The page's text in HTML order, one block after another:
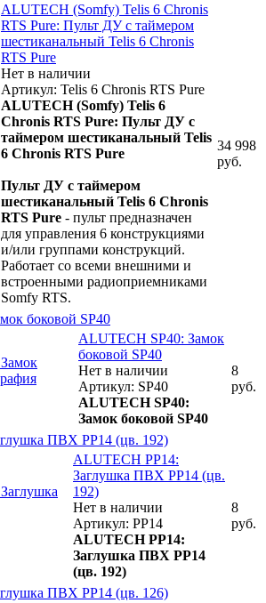
ALUTECH (Somfy) Telis 6 Chronis
RTS Pure: Пульт ДУ с таймером
шестиканальный Telis 6 Chronis
RTS Pure
Нет в наличии
Артикул: Telis 6 Chronis RTS Pure
ALUTECH (Somfy) Telis 6
Chronis RTS Pure: Пульт ДУ с
таймером шестиканальный Telis
6 Chronis RTS Pure
Пульт ДУ с таймером
шестиканальный Telis 6 Chronis
RTS Pure - пульт предназначен
для управления 6 конструкциями
и/или группами конструкций.
Работает со всеми внешними и
встроенными радиоприемниками
Somfy RTS.
34 998
руб.
боковой SP40
ALUTECH SP40: Замок
боковой SP40
Нет в наличии
Артикул: SP40
ALUTECH SP40:
Замок боковой SP40
8
руб.
ПВХ PP14 (цв. 192)
ALUTECH PP14:
Заглушка ПВХ PP14 (цв.
192)
Нет в наличии
Артикул: PP14
ALUTECH PP14:
Заглушка ПВХ PP14
(цв. 192)
8
руб.
ПВХ PP14 (цв. 126)